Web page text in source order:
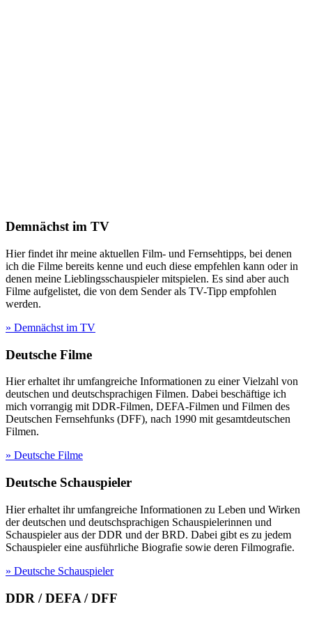
Demnächst im TV
Hier findet ihr meine aktuellen Film- und Fernsehtipps, bei denen
ich die Filme bereits kenne und euch diese empfehlen kann oder in
denen meine Lieblingsschauspieler mitspielen. Es sind aber auch
Filme aufgelistet, die von dem Sender als TV-Tipp empfohlen
werden.
» Demnächst im TV
Deutsche Filme
Hier erhaltet ihr umfangreiche Informationen zu einer Vielzahl von
deutschen und deutschsprachigen Filmen. Dabei beschäftige ich
mich vorrangig mit DDR-Filmen, DEFA-Filmen und Filmen des
Deutschen Fernsehfunks (DFF), nach 1990 mit gesamtdeutschen
Filmen.
» Deutsche Filme
Deutsche Schauspieler
Hier erhaltet ihr umfangreiche Informationen zu Leben und Wirken
der deutschen und deutschsprachigen Schauspielerinnen und
Schauspieler aus der DDR und der BRD. Dabei gibt es zu jedem
Schauspieler eine ausführliche Biografie sowie deren Filmografie.
» Deutsche Schauspieler
DDR / DEFA / DFF